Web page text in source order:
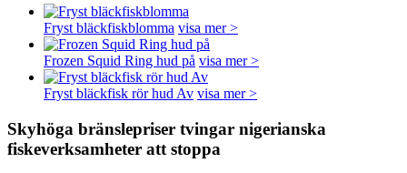
Fryst bläckfiskblomma visa mer >
Frozen Squid Ring hud på visa mer >
Fryst bläckfisk rör hud Av visa mer >
Skyhöga bränslepriser tvingar nigerianska
fiskeverksamheter att stoppa